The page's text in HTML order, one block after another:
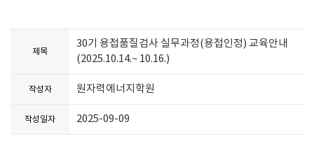
제목
30기 용접품질검사 실무과정(용접인정) 교육안내
(2025.10.14.~ 10.16.)
작성자 원자력에너지학원
작성일자 2025-09-09